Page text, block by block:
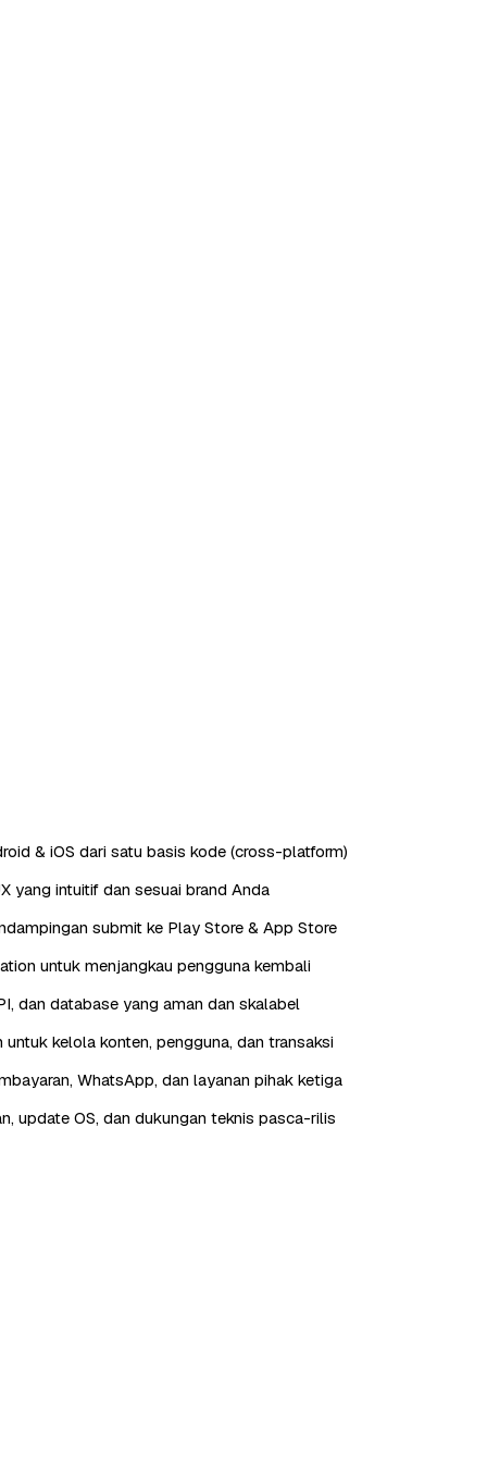
& iOS dari satu basis kode (cross-platform)
yang intuitif dan sesuai brand Anda
submit ke Play Store & App Store
untuk menjangkau pengguna kembali
dan database yang aman dan skalabel
untuk kelola konten, pengguna, dan transaksi
WhatsApp, dan layanan pihak ketiga
update OS, dan dukungan teknis pasca-rilis